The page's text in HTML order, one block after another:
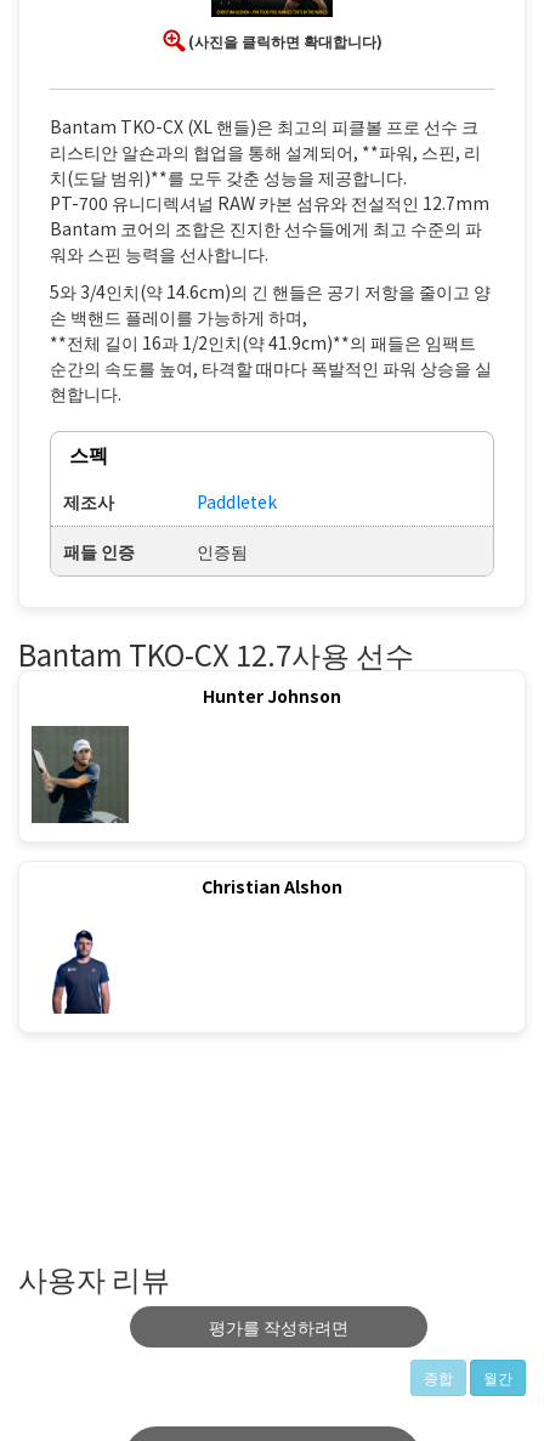
(사진을 클릭하면 확대합니다)
Bantam TKO-CX (XL 핸들)은 최고의 피클볼 프로 선수 크
리스티안 알숀과의 협업을 통해 설계되어, **파워, 스핀, 리
치(도달 범위)**를 모두 갖춘 성능을 제공합니다.
PT-700 유니디렉셔널 RAW 카본 섬유와 전설적인 12.7mm
Bantam 코어의 조합은 진지한 선수들에게 최고 수준의 파
워와 스핀 능력을 선사합니다.
5와 3/4인치(약 14.6cm)의 긴 핸들은 공기 저항을 줄이고 양
손 백핸드 플레이를 가능하게 하며,
**전체 길이 16과 1/2인치(약 41.9cm)**의 패들은 임팩트
순간의 속도를 높여, 타격할 때마다 폭발적인 파워 상승을 실
현합니다.
스펙
제조사 Paddletek
패들 인증 인증됨
Bantam TKO-CX 12.7사용 선수
Hunter Johnson
Christian Alshon
사용자 리뷰
평가를 작성하려면
종합 월간